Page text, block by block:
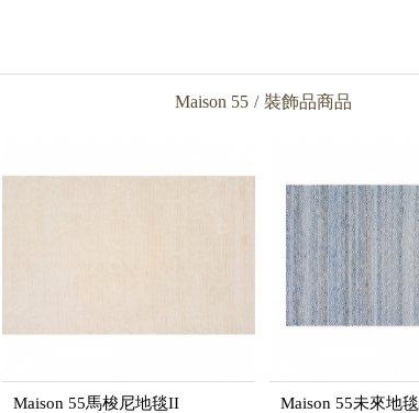
Maison 55 / 裝飾品商品
Maison 55馬梭尼地毯II Maison 55未來地毯